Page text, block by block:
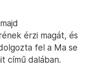
érzi magát, és
fel a Ma se
című dalában.